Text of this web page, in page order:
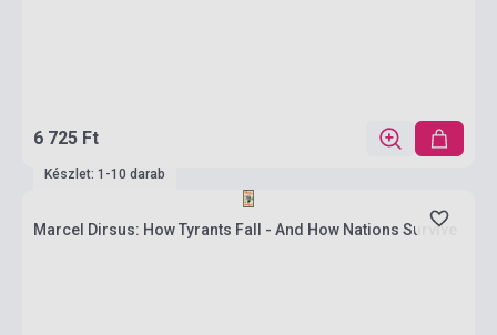
6 725 Ft
Készlet: 1-10 darab
Marcel Dirsus: How Tyrants Fall - And How Nations Survive